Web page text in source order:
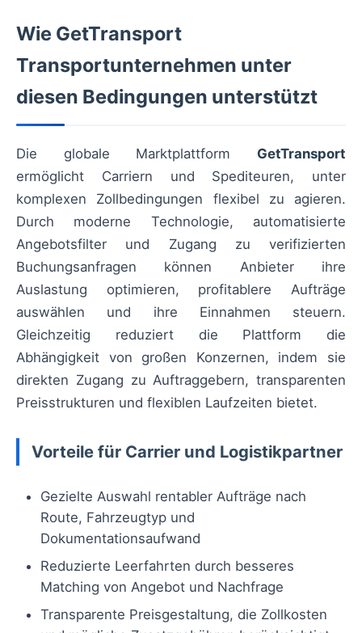
Wie GetTransport
Transportunternehmen unter
diesen Bedingungen unterstützt
Die globale Marktplattform GetTransport
ermöglicht Carriern und Spediteuren, unter
komplexen Zollbedingungen flexibel zu agieren.
Durch moderne Technologie, automatisierte
Angebotsfilter und Zugang zu verifizierten
Buchungsanfragen können Anbieter ihre
Auslastung optimieren, profitablere Aufträge
auswählen und ihre Einnahmen steuern.
Gleichzeitig reduziert die Plattform die
Abhängigkeit von großen Konzernen, indem sie
direkten Zugang zu Auftraggebern, transparenten
Preisstrukturen und flexiblen Laufzeiten bietet.
Vorteile für Carrier und Logistikpartner
Gezielte Auswahl rentabler Aufträge nach
Route, Fahrzeugtyp und
Dokumentationsaufwand
Reduzierte Leerfahrten durch besseres
Matching von Angebot und Nachfrage
Transparente Preisgestaltung, die Zollkosten